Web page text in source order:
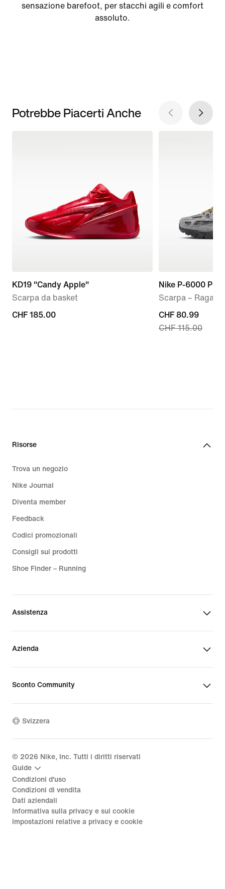
sensazione barefoot, per stacchi agili e comfort
assoluto.
Potrebbe Piacerti Anche
KD19 "Candy Apple"
Scarpa da basket
CHF
CHF 185.00
Nike P-6000
Scarpa –
current
price
CHF 80.99
CHF 115.00
Risorse
Trova un negozio
Nike Journal
Diventa member
Feedback
Codici promozionali
Consigli sui prodotti
Shoe Finder – Running
Assistenza
Azienda
Sconto Community
Svizzera
© 2026 Nike, Inc. Tutti i diritti riservati
Guide
Condizioni d'uso
Condizioni di vendita
Dati aziendali
Informativa sulla privacy e sui cookie
Impostazioni relative a privacy e cookie